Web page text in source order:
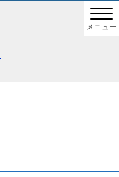
メニュー